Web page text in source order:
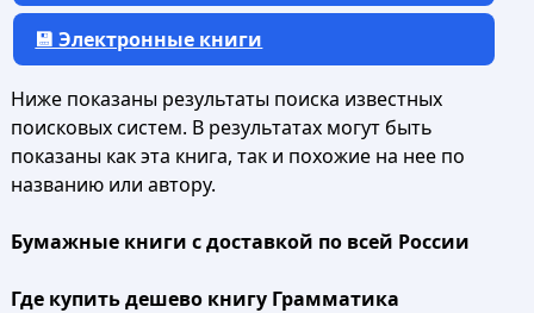
💾 Электронные книги
Ниже показаны результаты поиска известных
поисковых систем. В результатах могут быть
показаны как эта книга, так и похожие на нее по
названию или автору.
Бумажные книги с доставкой по всей России
Где купить дешево книгу Грамматика